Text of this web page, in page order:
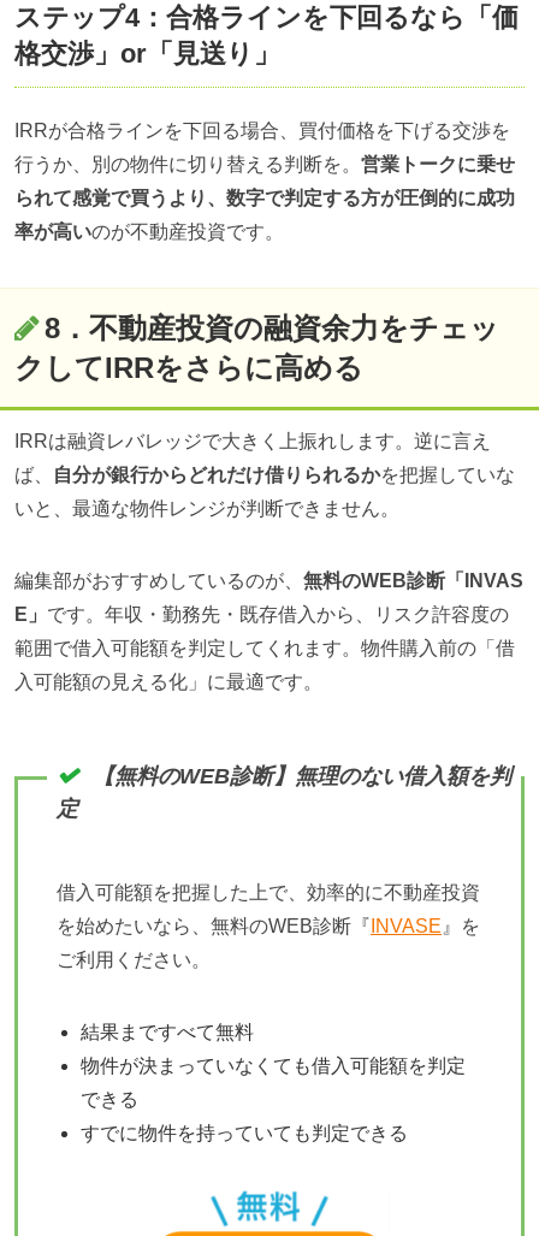
ステップ4：合格ラインを下回るなら「価
格交渉」or「見送り」
IRRが合格ラインを下回る場合、買付価格を下げる交渉を
行うか、別の物件に切り替える判断を。 営業トークに乗せ
られて感覚で買うより、数字で判定する方が圧倒的に成功
率が高いのが不動産投資です。
8．不動産投資の融資余力をチェッ
クしてIRRをさらに高める
IRRは融資レバレッジで大きく上振れします。逆に言え
ば、
自分が銀行からどれだけ借りられるかを把握していな
いと、最適な物件レンジが判断できません。
編集部がおすすめしているのが、 無料のWEB診断「INVAS
E」 です。年収・勤務先・既存借入から、リスク許容度の
範囲で借入可能額を判定してくれます。物件購入前の「借
入可能額の見える化」に最適です。
【無料のWEB診断】無理のない借入額を判
定
借入可能額を把握した上で、効率的に不動産投資
を始めたいなら、無料のWEB診断『 INVASE 』を
ご利用ください。
結果まですべて無料
物件が決まっていなくても借入可能額を判定
できる
すでに物件を持っていても判定できる